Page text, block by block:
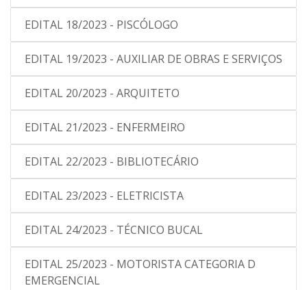
EDITAL 18/2023 - PISCÓLOGO
EDITAL 19/2023 - AUXILIAR DE OBRAS E SERVIÇOS
EDITAL 20/2023 - ARQUITETO
EDITAL 21/2023 - ENFERMEIRO
EDITAL 22/2023 - BIBLIOTECÁRIO
EDITAL 23/2023 - ELETRICISTA
EDITAL 24/2023 - TÉCNICO BUCAL
EDITAL 25/2023 - MOTORISTA CATEGORIA D
EMERGENCIAL